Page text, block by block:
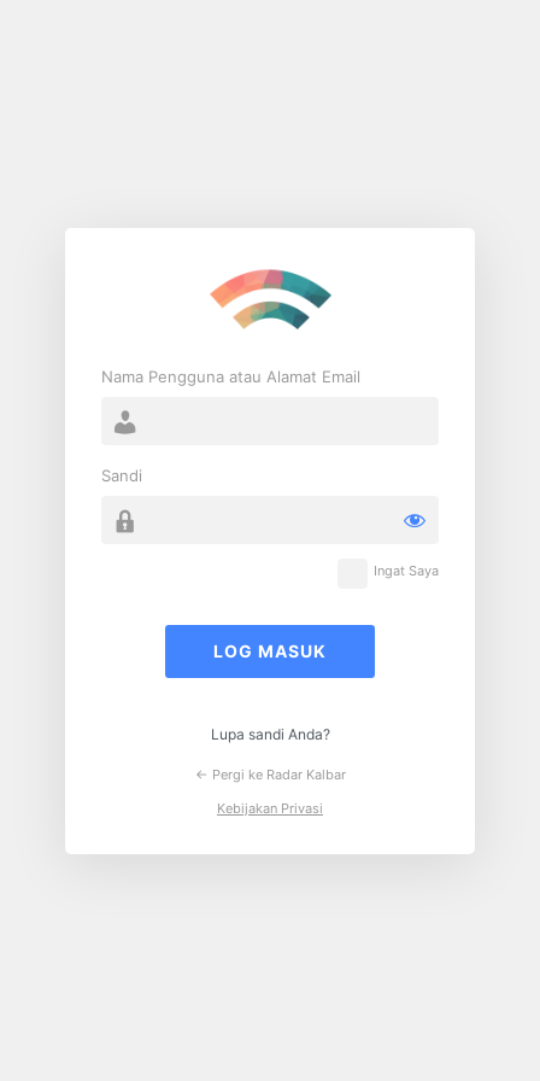
Nama Pengguna atau Alamat Email
Sandi
Ingat Saya
Lupa sandi Anda?
← Pergi ke Radar Kalbar
Kebijakan Privasi